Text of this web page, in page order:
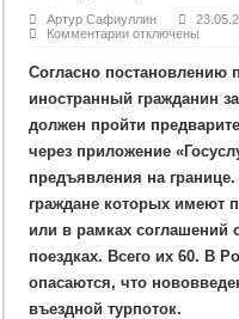
Артур Сафиуллин
Комментариик
из
более
60
с
30
июня
смогут
въехать
в
только
регистрации
Госуслугах
отключены
Согласно постановлению
иностранный гражданин
должен пройти
через приложение
предъявления на
граждане которых имеют
или в рамках соглашений
поездках. Всего их 60. В
опасаются, что
въездной турпоток.